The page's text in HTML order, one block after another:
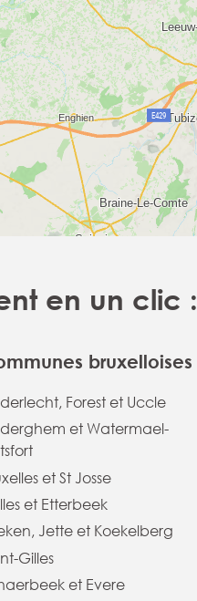
en un clic :
bruxelloises
Forest et Uccle
et Watermael-
et St Josse
et Etterbeek
Jette et Koekelberg
Gilles
et Evere